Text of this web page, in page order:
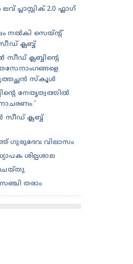
പ്ലാസ്റ്റിക് 2.0 ഫ്ലാഗ്
നൽകി സെയ്ന്റ്
ക്ലബ്ബ്
സീഡ് ക്ലബ്ബിന്റെ
സ്കൂൾ
നേതൃത്വത്തിൽ
'
സീഡ് ക്ലബ്ബ്
ഗുരുദേവ വിലാസം
ശില്പശാല
ചെയ്തു
തരാം